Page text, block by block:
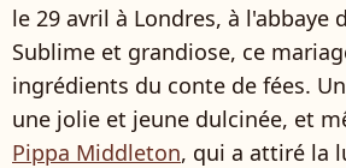
le 29 avril à Londres, à l'abbaye
Sublime et grandiose, ce
ingrédients du conte de fées.
une jolie et jeune dulcinée, et
Pippa Middleton, qui a attiré la